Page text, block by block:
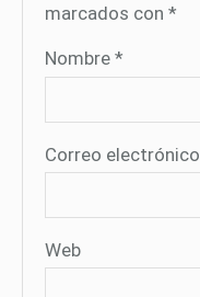
marcados con *
Nombre *
Correo electrónico
Web